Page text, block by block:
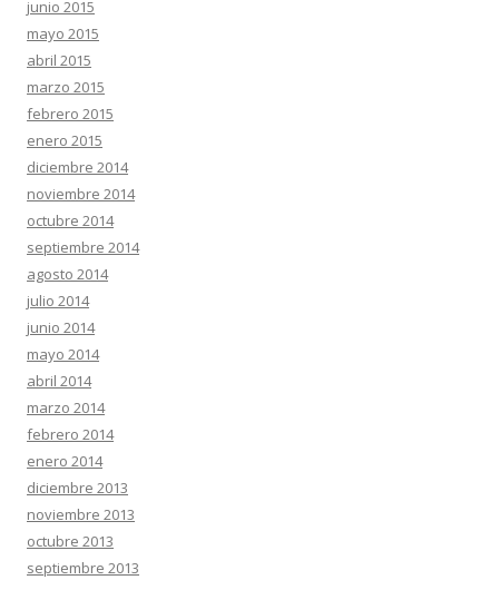
junio 2015
mayo 2015
abril 2015
marzo 2015
febrero 2015
enero 2015
diciembre 2014
noviembre 2014
octubre 2014
septiembre 2014
agosto 2014
julio 2014
junio 2014
mayo 2014
abril 2014
marzo 2014
febrero 2014
enero 2014
diciembre 2013
noviembre 2013
octubre 2013
septiembre 2013